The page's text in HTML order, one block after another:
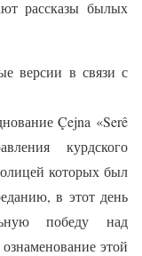
рассказы былых
версии в связи с
Çejna «Serê
курдского
которых был
в этот день
победу над
этой